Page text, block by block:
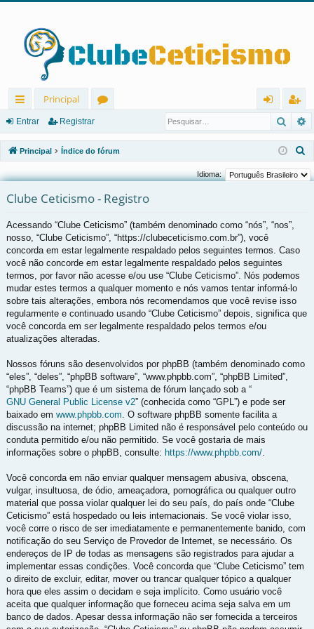
in
ks
rá
os
Principal
u
ns
ra
r
eg
ist
ra
Entrar Registrar
Principal Índice do fórum
s
Idioma:
Clube Ceticismo - Registro
Acessando “Clube Ceticismo” (também denominado como “nós”, “nos”,
nosso, “Clube Ceticismo”, “https://clubeceticismo.com.br”), você
concorda em estar legalmente respaldado pelos seguintes termos. Caso
você não concorde em estar legalmente respaldado pelos seguintes
termos, por favor não acesse e/ou use “Clube Ceticismo”. Nós podemos
mudar estes termos a qualquer momento e nós vamos tentar informá-lo
sobre tais alterações, embora nós recomendamos que você revise isso
regularmente e continuado usando “Clube Ceticismo” depois, significa que
você concorda em ser legalmente respaldado pelos termos e/ou
atualizações alteradas.
Nossos fóruns são desenvolvidos por phpBB (também denominado como
“eles”, “deles”, “phpBB software”, “www.phpbb.com”, “phpBB Limited”,
“phpBB Teams”) que é um sistema de fórum lançado sob a “
GNU General Public License v2” (conhecida como “GPL”) e pode ser
baixado em www.phpbb.com . O software phpBB somente facilita a
discussão na internet; phpBB Limited não é responsável pelo conteúdo ou
conduta permitido e/ou não permitido. Se você gostaria de mais
informações sobre o phpBB, consulte: https://www.phpbb.com/
Você concorda em não enviar qualquer mensagem abusiva, obscena,
vulgar, insultuosa, de ódio, ameaçadora, pornográfica ou qualquer outro
material que possa violar qualquer lei do seu país, do país onde “Clube
Ceticismo” está hospedado ou leis internacionais. Se você violar isso,
você corre o risco de ser imediatamente e permanentemente banido, com
notificação do seu Serviço de Provedor de Internet, se necessário. Os
endereços de IP de todas as mensagens são registrados para ajudar a
implementar essas condições. Você concorda que “Clube Ceticismo” tem
o direito de excluir, editar, mover ou trancar qualquer tópico a qualquer
hora que eles assim o decidam e seja implícito. Como usuário você
aceita que qualquer informação que forneceu acima seja salva em um
banco de dados. Apesar dessa informação não ser fornecida a terceiros